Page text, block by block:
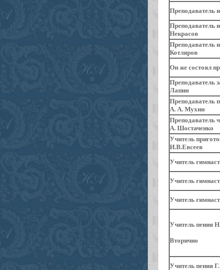
Преподаватель
Преподаватель
Некрасов
Преподаватель
Котляров
Он же состоял
Преподаватель
Лапин
Преподаватель
А. А. Мухин
Преподаватель
А. Шостаченко
Учитель
И.В.Евсеев
Учитель
Учитель
Учитель
Учительпения
Вторично
Учитель пения